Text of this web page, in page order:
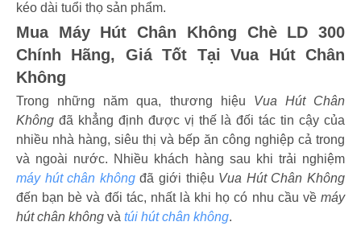
kéo dài tuổi thọ sản phẩm.
Mua Máy Hút Chân Không Chè LD 300
Chính Hãng, Giá Tốt Tại Vua Hút Chân
Không
Trong những năm qua, thương hiệu Vua Hút Chân
Không đã khẳng định được vị thế là đối tác tin cậy của
nhiều nhà hàng, siêu thị và bếp ăn công nghiệp cả trong
và ngoài nước. Nhiều khách hàng sau khi trải nghiệm
máy hút chân khôngđã giới thiệu Vua Hút Chân Không
đến bạn bè và đối tác, nhất là khi họ có nhu cầu về máy
hút chân không và túi hút chân không.